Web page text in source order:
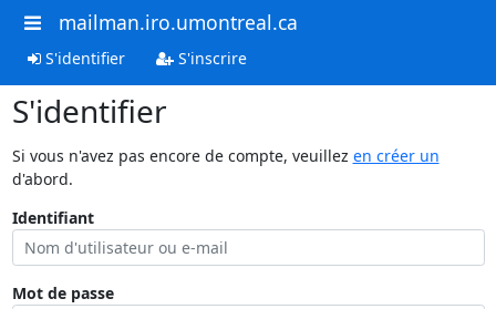
mailman.iro.umontreal.ca
S'identifier S'inscrire
S'identifier
Si vous n'avez pas encore de compte, veuillez en créer un
d'abord.
Identifiant
Mot de passe